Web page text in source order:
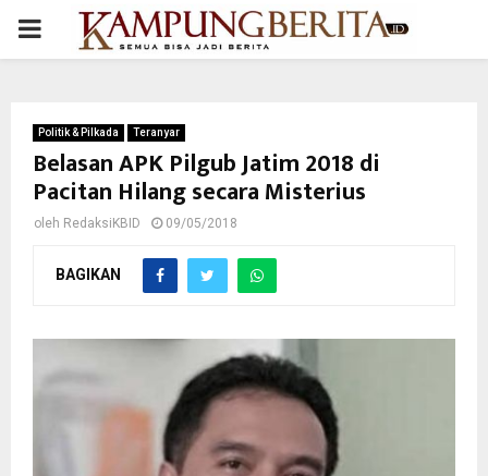
PRIMARY
Politik & Pilkada Teranyar
Belasan APK Pilgub Jatim 2018 di
Pacitan Hilang secara Misterius
oleh RedaksiKBID 09/05/2018
BAGIKAN